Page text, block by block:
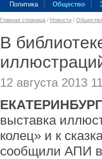
Политика Общество
Главная страница / Новости / Общество
В
12 августа 2013
ЕКАТЕРИНБУРГ
выставка
колец» и к
сообщили АПИ в